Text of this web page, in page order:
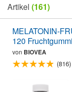
Artikel (161)
MELATONIN-
120
von BIOVEA
(816)